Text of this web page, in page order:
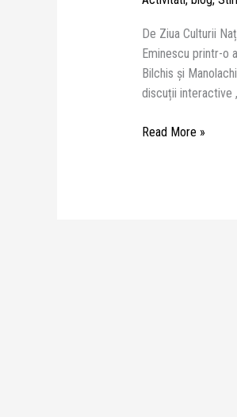
De Ziua Culturii
Eminescu printr-o
Bilchis și
discuții interactive
Read More »